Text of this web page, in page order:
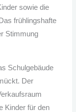
sowie die
frühlingshafte
Stimmung
Schulgebäude
Der
Kinder für den